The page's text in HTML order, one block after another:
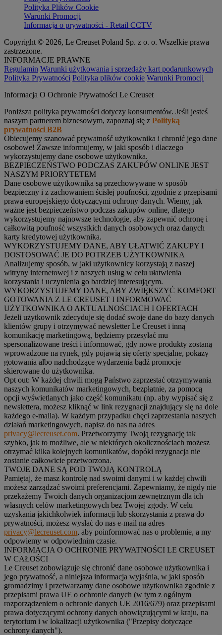
Polityka Plików Cookie
Warunki Promocji
Informacja o prywatności - Retail CCTV
Copyright © 2026, Le Creuset Poland Sp. z o. o. Wszelkie prawa
zastrzeżone.
INFORMACJE PRAWNE
Regulamin Warunki użytkowania i sprzedaży kart podarunkowych
Polityka Prywatności Polityka plików cookie Warunki Promocji
Informacja O Ochronie Prywatności Le Creuset
Poniższa polityka prywatności dotyczy konsumentów. Jeśli jesteś
naszym partnerem biznesowym, zapoznaj się z Polityką
prywatności B2B
Obiecujemy szanować prywatność użytkownika i chronić jego dane
osobowe! Zawsze informujemy, w jaki sposób i dlaczego
wykorzystujemy dane osobowe użytkownika.
BEZPIECZEŃSTWO PODCZAS ZAKUPÓW ONLINE JEST
NASZYM PRIORYTETEM
Dane osobowe użytkownika są przechowywane w sposób
bezpieczny i z zachowaniem ścisłej poufności, zgodnie z przepisami
prawa europejskiego dotyczącymi ochrony danych. Wiemy, jak
ważne jest bezpieczeństwo podczas zakupów online, dlatego
wykorzystujemy najnowsze technologie, aby zapewnić ochronę i
całkowitą poufność wszystkich danych osobowych oraz danych
karty kredytowej użytkownika.
WYKORZYSTUJEMY DANE, ABY UŁATWIĆ ZAKUPY I
DOSTOSOWAĆ JE DO POTRZEB UŻYTKOWNIKA
Analizujemy sposób, w jaki użytkownicy korzystają z naszej
witryny internetowej i z naszych usług w celu ułatwienia
korzystania i uczynienia go bardziej interesującym.
WYKORZYSTUJEMY DANE, ABY ZWIĘKSZYĆ KOMFORT
GOTOWANIA Z LE CREUSET I INFORMOWAĆ
UŻYTKOWNIKA O AKTUALNOŚCIACH I OFERTACH
Jeżeli użytkownik zdecyduje się dodać swoje dane do bazy danych
klientów grupy i otrzymywać newsletter Le Creuset i inną
komunikację marketingową, będziemy przesyłać mu
spersonalizowane treści i informować, gdy nowe produkty zostaną
wprowadzone na rynek, gdy pojawią się oferty specjalne, pokazy
gotowania albo nadchodzące wydarzenia bądź promocje
skierowane do użytkownika.
Opt out: W każdej chwili mogą Państwo zaprzestać otrzymywania
naszych komunikatów marketingowych, bezpłatnie, za pomocą
opcji wyświetlanych jako część komunikatu (np. aby wypisać się z
newslettera, możesz kliknąć w link rezygnacji znajdujący się na dole
każdego e-maila). W każdym przypadku chęci zaprzestania naszych
działań marketingowych, napisz do nas na adres
privacy@lecreuset.com. Przetworzymy Twoją rezygnację tak
szybko, jak to możliwe, ale w niektórych okolicznościach możesz
otrzymać kilka kolejnych komunikatów, dopóki rezygnacja nie
zostanie całkowicie przetworzona.
TWOJE DANE SĄ POD TWOJĄ KONTROLĄ
Pamiętaj, że masz kontrolę nad swoimi danymi i w każdej chwili
możesz zarządzać swoimi preferencjami. Zapewniamy, że nigdy nie
przekażemy Twoich danych organizacjom zewnętrznym dla ich
własnych celów marketingowych bez Twojej zgody. W celu
uzyskania jakichkolwiek informacji lub skorzystania z prawa do
prywatności, możesz wysłać do nas e-mail na adres
privacy@lecreuset.com, aby poinformować nas o problemie, a my
odpowiemy w odpowiednim czasie.
INFORMACJA O OCHRONIE PRYWATNOŚCI LE CREUSET
W CAŁOŚCI
Le Creuset zobowiązuje się chronić dane osobowe użytkownika i
jego prywatność, a niniejsza informacja wyjaśnia, w jaki sposób
gromadzimy i przetwarzamy dane osobowe użytkownika zgodnie z
przepisami prawa UE o ochronie danych (w tym z ogólnym
rozporządzeniem o ochronie danych UE 2016/679) oraz przepisami
prawa dotyczącymi ochrony danych obowiązującymi w kraju, na
terytorium i w lokalizacji użytkownika ("Przepisy dotyczące
ochrony danych").